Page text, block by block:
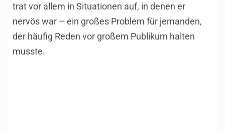
trat vor allem in Situationen auf, in denen er
nervös war – ein großes Problem für jemanden,
der häufig Reden vor großem Publikum halten
musste.